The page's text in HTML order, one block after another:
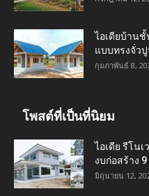
ไอเดียบ้าน
แบบทรงจั่ว
กุมภาพันธ์ 8,
โพสต์ที่เป็นที่นิยม
ไอเดีย รีโน
งบก่อสร้าง
มิถุนายน 12,